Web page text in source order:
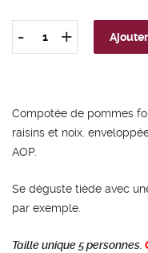
-
quantité
pommes
raisins
+
Compotée de pommes
raisins et noix.
AOP.
Se déguste tiède avec
par exemple.
Taille unique 5 personnes.